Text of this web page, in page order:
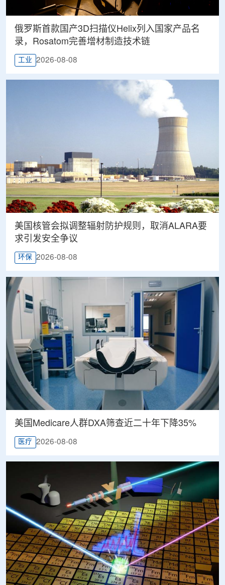
俄罗斯首款国产3D扫描仪Helix列入国家产品名
录，Rosatom完善增材制造技术链
工业 2026-08-08
美国核管会拟调整辐射防护规则，取消ALARA要
求引发安全争议
环保 2026-08-08
美国Medicare人群DXA筛查近二十年下降35%
医疗 2026-08-08